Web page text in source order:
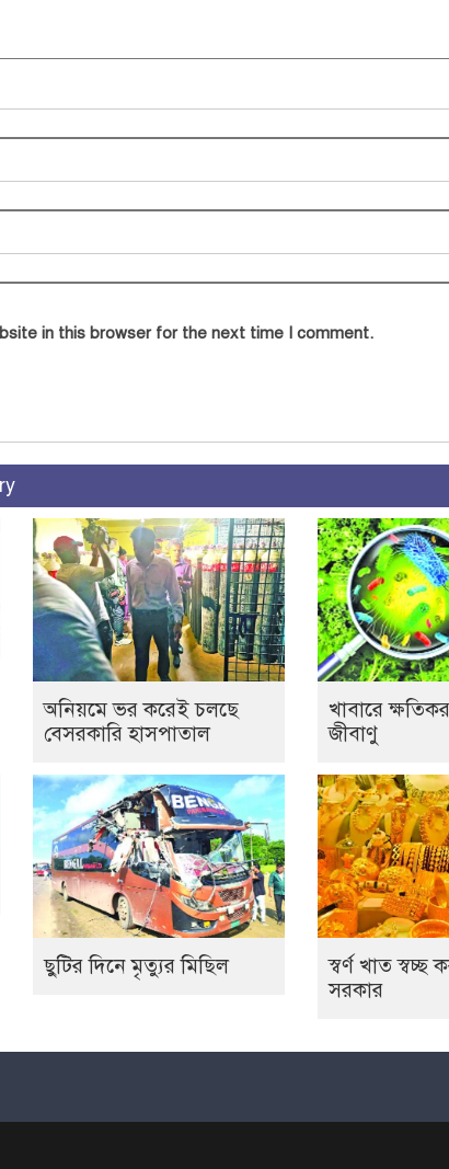
in this browser for the next time I comment.
অনিয়মে ভর করেই চলছে
বেসরকারি হাসপাতাল
খাবারে
জীবাণু
ছুটির দিনে মৃত্যুর মিছিল
স্বর্ণ খাত স্বচ্ছ
সরকার